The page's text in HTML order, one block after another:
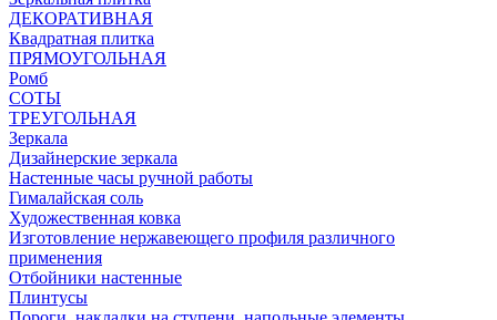
ДЕКОРАТИВНАЯ
Квадратная плитка
ПРЯМОУГОЛЬНАЯ
Ромб
СОТЫ
ТРЕУГОЛЬНАЯ
Зеркала
Дизайнерские зеркала
Настенные часы ручной работы
Гималайская соль
Художественная ковка
Изготовление нержавеющего профиля различного
применения
Отбойники настенные
Плинтусы